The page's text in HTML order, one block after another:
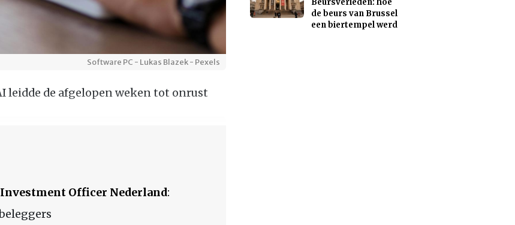
Software PC - Lukas Blazek - Pexels
de afgelopen weken tot onrust
Investment Officer Nederland:
Beursverleden: hoe
de beurs van Brussel
een biertempel werd